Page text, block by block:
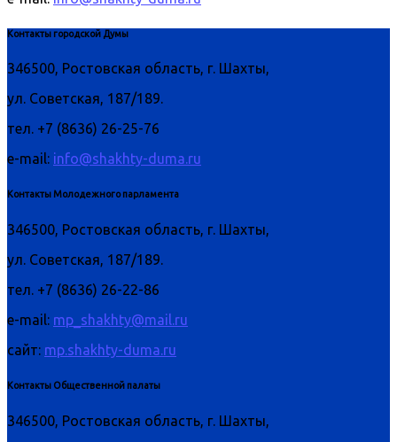
Контакты городской Думы
346500, Ростовская область, г. Шахты,
ул. Советская, 187/189.
тел. +7 (8636) 26-25-76
e-mail: info@shakhty-duma.ru
Контакты Молодежного парламента
346500, Ростовская область, г. Шахты,
ул. Советская, 187/189.
тел. +7 (8636) 26-22-86
e-mail: mp_shakhty@mail.ru
сайт: mp.shakhty-duma.ru
Контакты Общественной палаты
346500, Ростовская область, г. Шахты,